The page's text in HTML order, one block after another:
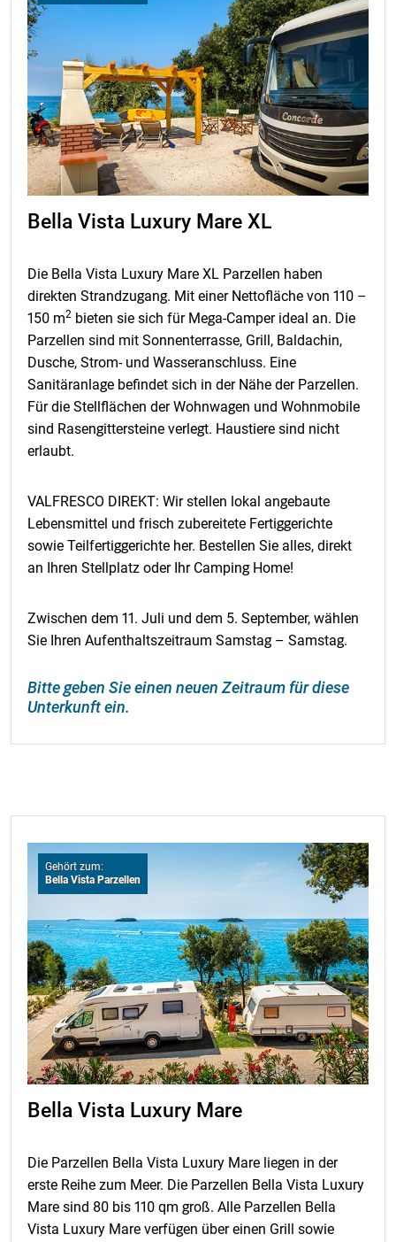
Bella Vista Luxury Mare XL
Die Bella Vista Luxury Mare XL Parzellen haben
direkten Strandzugang. Mit einer Nettofläche von 110 –
150 m2 bieten sie sich für Mega-Camper ideal an. Die
Parzellen sind mit Sonnenterrasse, Grill, Baldachin,
Dusche, Strom- und Wasseranschluss. Eine
Sanitäranlage befindet sich in der Nähe der Parzellen.
Für die Stellflächen der Wohnwagen und Wohnmobile
sind Rasengittersteine verlegt. Haustiere sind nicht
erlaubt.
VALFRESCO DIREKT: Wir stellen lokal angebaute
Lebensmittel und frisch zubereitete Fertiggerichte
sowie Teilfertiggerichte her. Bestellen Sie alles, direkt
an Ihren Stellplatz oder Ihr Camping Home!
Zwischen dem 11. Juli und dem 5. September, wählen
Sie Ihren Aufenthaltszeitraum Samstag – Samstag.
Bitte geben Sie einen neuen Zeitraum für diese
Unterkunft ein.
Gehört zum:
Bella Vista Parzellen
Bella Vista Luxury Mare
Die Parzellen Bella Vista Luxury Mare liegen in der
erste Reihe zum Meer. Die Parzellen Bella Vista Luxury
Mare sind 80 bis 110 qm groß. Alle Parzellen Bella
Vista Luxury Mare verfügen über einen Grill sowie